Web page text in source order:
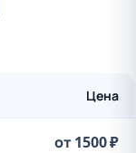
Цена
от 1500 ₽